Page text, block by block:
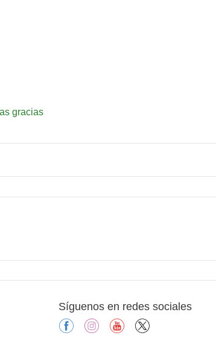
gracias
Síguenos en redes sociales
facebookinstagramyoutube